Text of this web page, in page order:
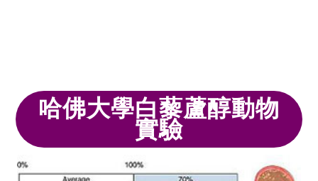
哈佛大學白藜蘆醇動物
實驗